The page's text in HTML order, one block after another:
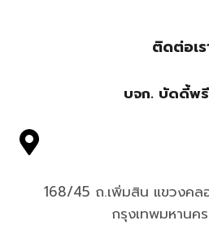
ติดต่อเร
บจก. บัดดี้พ
168/45 ถ.เพิ่มสิน แขวงคล
กรุงเทพมหานค